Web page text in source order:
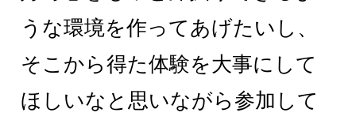
うな環境を作ってあげたいし、
そこから得た体験を大事にして
ほしいなと思いながら参加して